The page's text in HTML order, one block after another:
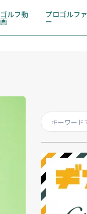
ゴルフ動
画
プロゴルファ
ー